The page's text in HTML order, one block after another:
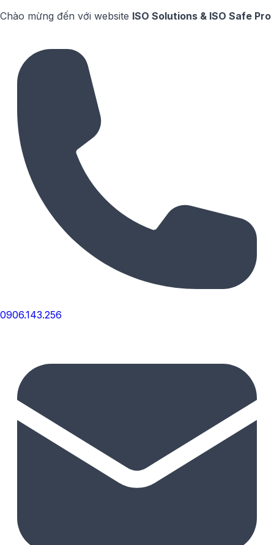
Chào mừng đến với website ISO Solutions & ISO Safe Pro
0906.143.256